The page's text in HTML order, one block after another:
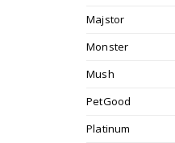
Majstor
Monster
Mush
PetGood
Platinum